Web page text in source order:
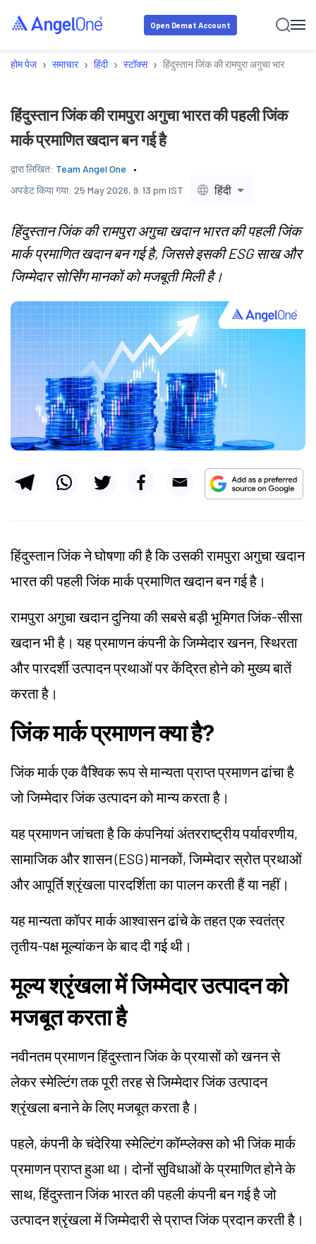
Open Demat Account
होम पेज › समाचार › हिंदी › स्टॉक्स › हिंदुस्तान जिंक की रामपुरा अगुचा भारत की
हिंदुस्तान जिंक की रामपुरा अगुचा भारत की पहली जिंक
मार्क प्रमाणित खदान बन गई है
द्वारा लिखित: Team Angel One
अपडेट किया गया: 25 May 2026, 9:13 pm IST हिंदी
हिंदुस्तान जिंक की रामपुरा अगुचा खदान भारत की पहली जिंक
मार्क प्रमाणित खदान बन गई है, जिससे इसकी ESG साख और
जिम्मेदार सोर्सिंग मानकों को मजबूती मिली है।
हिंदुस्तान जिंक ने घोषणा की है कि उसकी रामपुरा अगुचा खदान
भारत की पहली जिंक मार्क प्रमाणित खदान बन गई है।
रामपुरा अगुचा खदान दुनिया की सबसे बड़ी भूमिगत जिंक-सीसा
खदान भी है। यह प्रमाणन कंपनी के जिम्मेदार खनन, स्थिरता
और पारदर्शी उत्पादन प्रथाओं पर केंद्रित होने को मुख्य बातें
करता है।
जिंक मार्क प्रमाणन क्या है?
जिंक मार्क एक वैश्विक रूप से मान्यता प्राप्त प्रमाणन ढांचा है
जो जिम्मेदार जिंक उत्पादन को मान्य करता है।
यह प्रमाणन जांचता है कि कंपनियां अंतरराष्ट्रीय पर्यावरणीय,
सामाजिक और शासन (ESG) मानकों, जिम्मेदार स्रोत प्रथाओं
और आपूर्ति श्रृंखला पारदर्शिता का पालन करती हैं या नहीं।
यह मान्यता कॉपर मार्क आश्वासन ढांचे के तहत एक स्वतंत्र
तृतीय-पक्ष मूल्यांकन के बाद दी गई थी।
मूल्य श्रृंखला में जिम्मेदार उत्पादन को
मजबूत करता है
नवीनतम प्रमाणन हिंदुस्तान जिंक के प्रयासों को खनन से
लेकर स्मेल्टिंग तक पूरी तरह से जिम्मेदार जिंक उत्पादन
श्रृंखला बनाने के लिए मजबूत करता है।
पहले, कंपनी के चंदेरिया स्मेल्टिंग कॉम्प्लेक्स को भी जिंक मार्क
प्रमाणन प्राप्त हुआ था। दोनों सुविधाओं के प्रमाणित होने के
साथ, हिंदुस्तान जिंक भारत की पहली कंपनी बन गई है जो
उत्पादन श्रृंखला में जिम्मेदारी से प्राप्त जिंक प्रदान करती है।